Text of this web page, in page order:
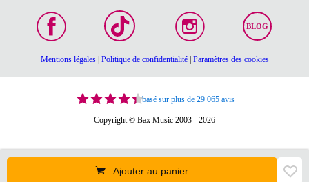
Ajouter au panier
BLOG
Mentions légales| Politique de confidentialité| Paramètres des cookies
basé sur plus de 29 065 avis
Copyright © Bax Music 2003 - 2026